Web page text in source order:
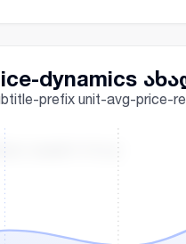
dynamics
prefix unit-avg-
CHART-TITLE